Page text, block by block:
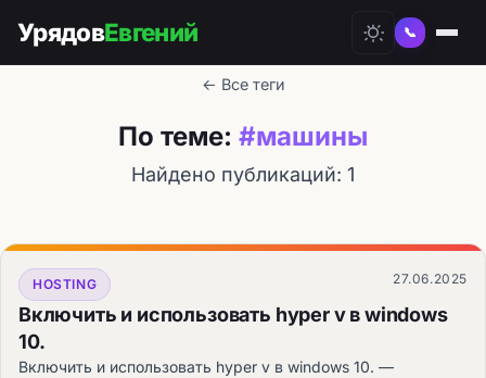
УрядовЕвгений 📞
← Все теги
По теме: #машины
Найдено публикаций: 1
HOSTING 27.06.2025
Включить и использовать hyper v в windows
10.
Включить и использовать hyper v в windows 10. —